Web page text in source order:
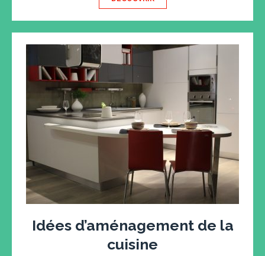
Idées d’aménagement de la
cuisine